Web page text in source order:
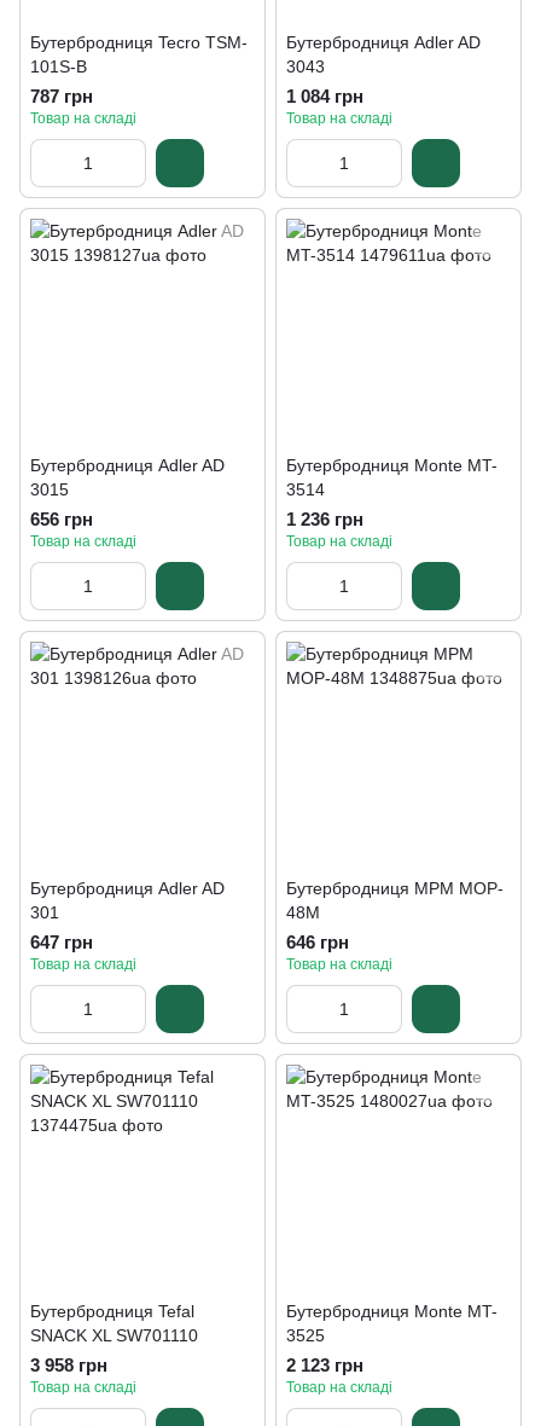
Бутербродниця Tecro TSM-
101S-B
787 грн
Товар на складі
Бутербродниця Adler AD
3043
1 084 грн
Товар на складі
Бутербродниця Adler AD
3015
656 грн
Товар на складі
Бутербродниця Monte MT-
3514
1 236 грн
Товар на складі
Бутербродниця Adler AD
301
647 грн
Товар на складі
Бутербродниця MPM MOP-
48M
646 грн
Товар на складі
Бутербродниця Tefal
SNACK XL SW701110
3 958 грн
Товар на складі
Бутербродниця Monte MT-
3525
2 123 грн
Товар на складі